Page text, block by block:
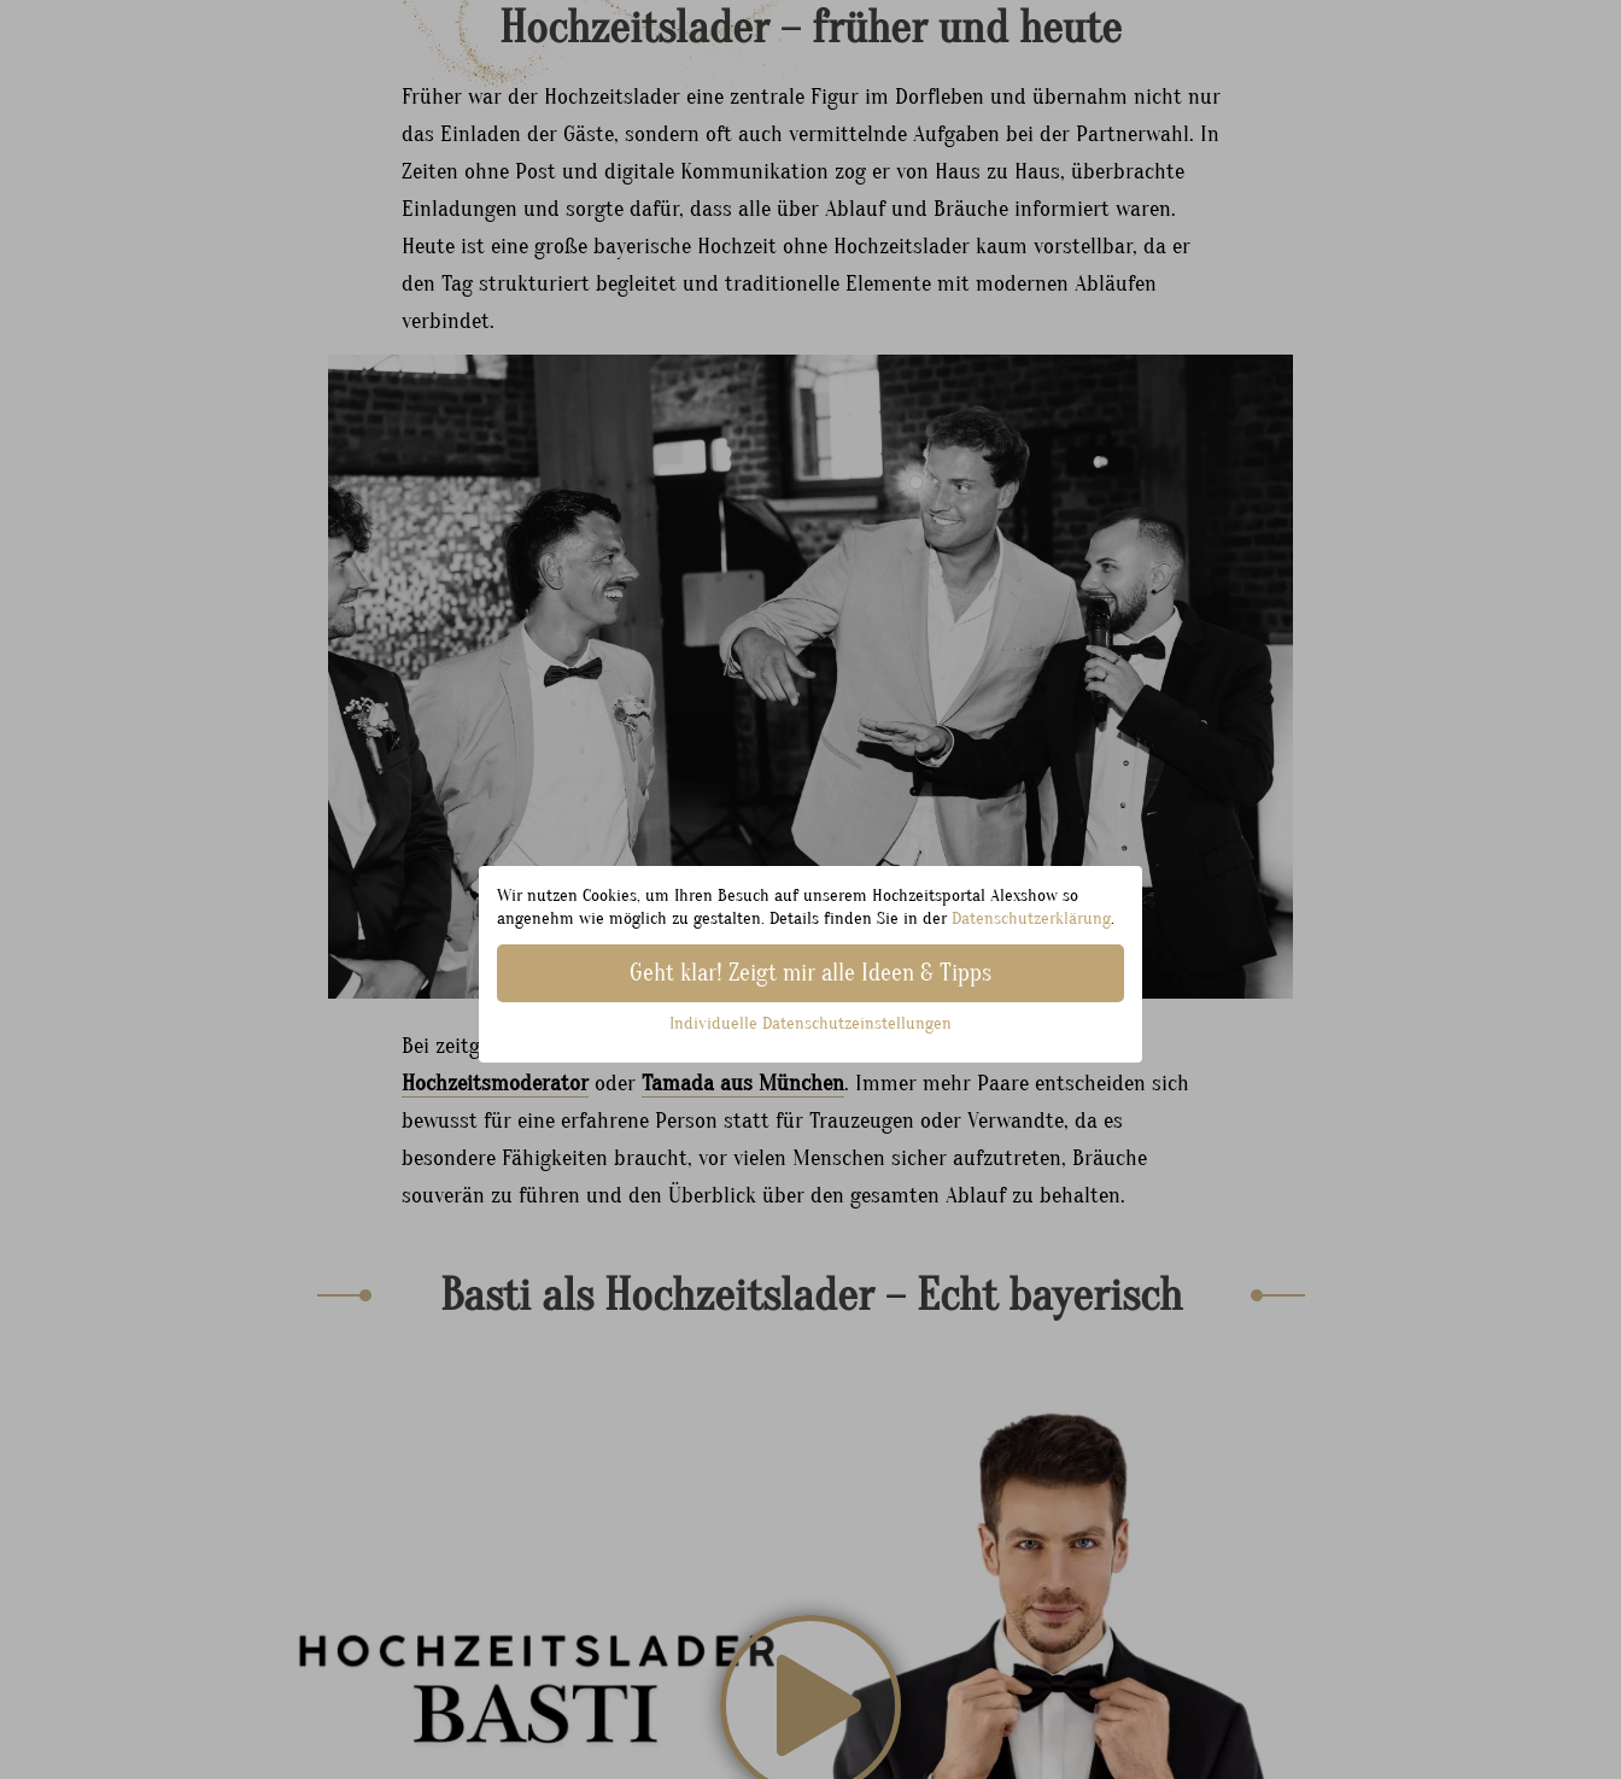
Hochzeitslader – früher und heute
Früher war der Hochzeitslader eine zentrale Figur im Dorfleben und übernahm nicht nur
das Einladen der Gäste, sondern oft auch vermittelnde Aufgaben bei der Partnerwahl. In
Zeiten ohne Post und digitale Kommunikation zog er von Haus zu Haus, überbrachte
Einladungen und sorgte dafür, dass alle über Ablauf und Bräuche informiert waren.
Heute ist eine große bayerische Hochzeit ohne Hochzeitslader kaum vorstellbar, da er
den Tag strukturiert begleitet und traditionelle Elemente mit modernen Abläufen
verbindet.
Bei zeitgemäßen Hochzeiten übernimmt diese Rolle häufig ein professioneller
Hochzeitsmoderatoroder Tamada aus München. Immer mehr Paare entscheiden sich
bewusst für eine erfahrene Person statt für Trauzeugen oder Verwandte, da es
besondere Fähigkeiten braucht, vor vielen Menschen sicher aufzutreten, Bräuche
souverän zu führen und den Überblick über den gesamten Ablauf zu behalten.
Basti als Hochzeitslader – Echt bayerisch
Wir nutzen Cookies, um Ihren Besuch auf unserem Hochzeitsportal Alexshow so
angenehm wie möglich zu gestalten. Details finden Sie in derDatenschutzerklärung.
Geht klar! Zeigt mir alle Ideen & Tipps
Individuelle Datenschutzeinstellungen